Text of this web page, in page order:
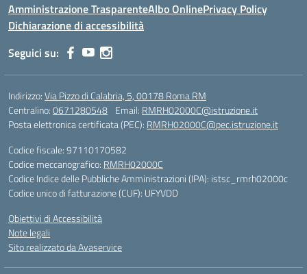
Amministrazione TrasparenteAlbo OnlinePrivacy Policy
Dichiarazione di accessibilità
Seguici su:
Indirizzo:Via Pizzo di Calabria, 5, 00178 Roma RM
Centralino:0671280548 Email: RMRH02000C@istruzione.it
Posta elettronica certificata (PEC): RMRH02000C@pec.istruzione.it
Codice fiscale: 97110170582
Codice meccanografico: RMRH02000C
Codice Indice delle Pubbliche Amministrazioni (IPA): istsc_rmrh02000c
Codice unico di fatturazione (CUF): UFYVDD
Obiettivi di Accessibilità
Note legali
Sito realizzato da Avaservice